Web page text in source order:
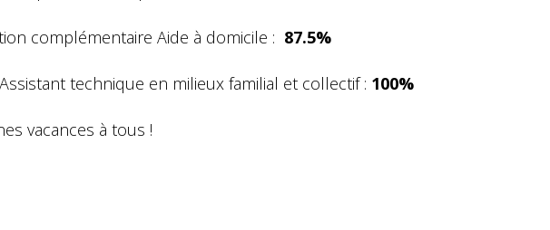
complémentaire Aide à domicile : 87.5%
technique en milieux familial et collectif : 100%
vacances à tous !